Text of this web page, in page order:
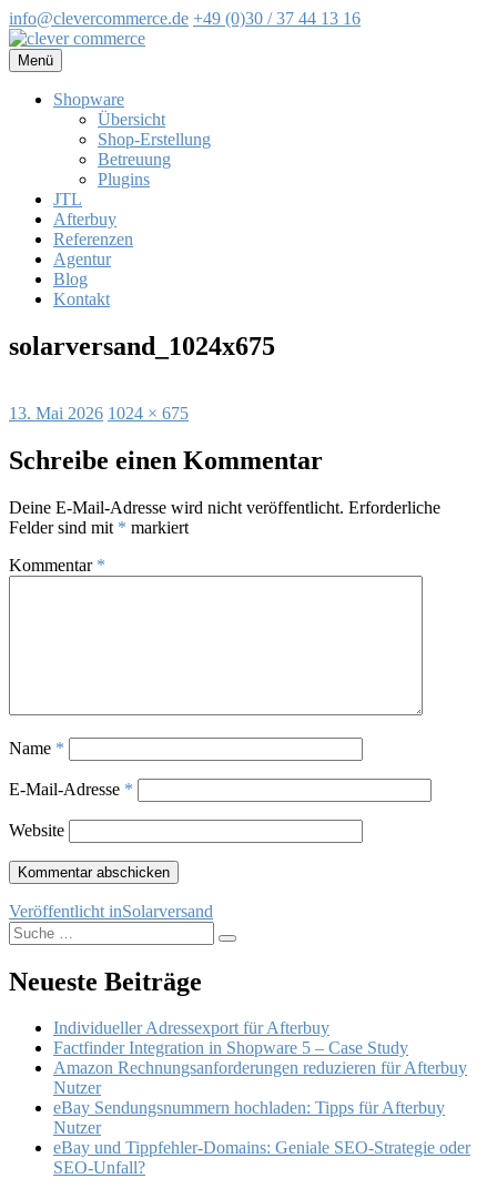
info@clevercommerce.de +49 (0)30 / 37 44 13 16
Zum
Inhalt
springen
Menü
Shopware
Übersicht
Shop-Erstellung
Betreuung
Plugins
JTL
Afterbuy
Referenzen
Agentur
Blog
Kontakt
solarversand_1024x675
Veröffentlicht
13. Mai 2026 Volle
1024 × 675
Schreibe einen Kommentar
Deine E-Mail-Adresse wird nicht veröffentlicht. Erforderliche
Felder sind mit * markiert
Kommentar *
Name *
E-Mail-Adresse *
Website
Beitragsnavigation
Veröffentlicht inSolarversand
Suche
nach:
Suchen
Neueste Beiträge
Individueller Adressexport für Afterbuy
Factfinder Integration in Shopware 5 – Case Study
Amazon Rechnungsanforderungen reduzieren für Afterbuy
Nutzer
eBay Sendungsnummern hochladen: Tipps für Afterbuy
Nutzer
eBay und Tippfehler-Domains: Geniale SEO-Strategie oder
SEO-Unfall?